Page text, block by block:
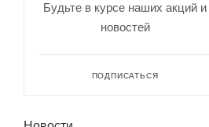
Будьте в курсе наших акций и
новостей
ПОДПИСАТЬСЯ